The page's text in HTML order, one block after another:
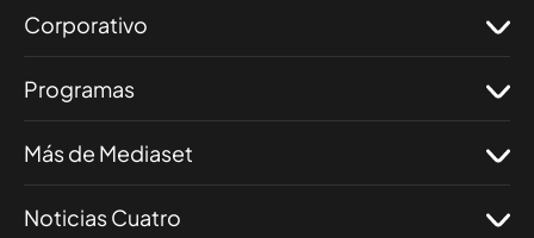
Corporativo
Programas
Más de Mediaset
Noticias Cuatro